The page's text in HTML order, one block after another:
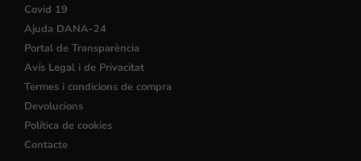
Covid 19
Ajuda DANA-24
Portal de Transparència
Avís Legal i de Privacitat
Termes i condicions de compra
Devolucions
Política de cookies
Contacte